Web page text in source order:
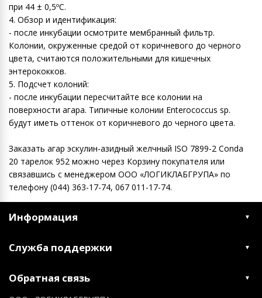
при 44 ± 0,5ºC.
4. Обзор и идентификация:
- после инкубации осмотрите мембранный фильтр.
Колонии, окруженные средой от коричневого до черного
цвета, считаются положительными для кишечных
энтерококков.
5. Подсчет колоний:
- после инкубации пересчитайте все колонии на
поверхности агара. Типичные колонии Enterococcus sp.
будут иметь оттенок от коричневого до черного цвета.
Заказать агар эскулин-азидный желчный ISO 7899-2 Conda
20 тарелок 952 можно через Корзину покупателя или
связавшись с менеджером ООО «ЛОГИКЛАБГРУПА» по
телефону (044) 363-17-74, 067 011-17-74.
Информация
Служба поддержки
Обратная связь